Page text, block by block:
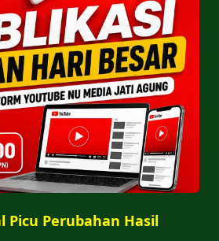
Picu Perubahan Hasil